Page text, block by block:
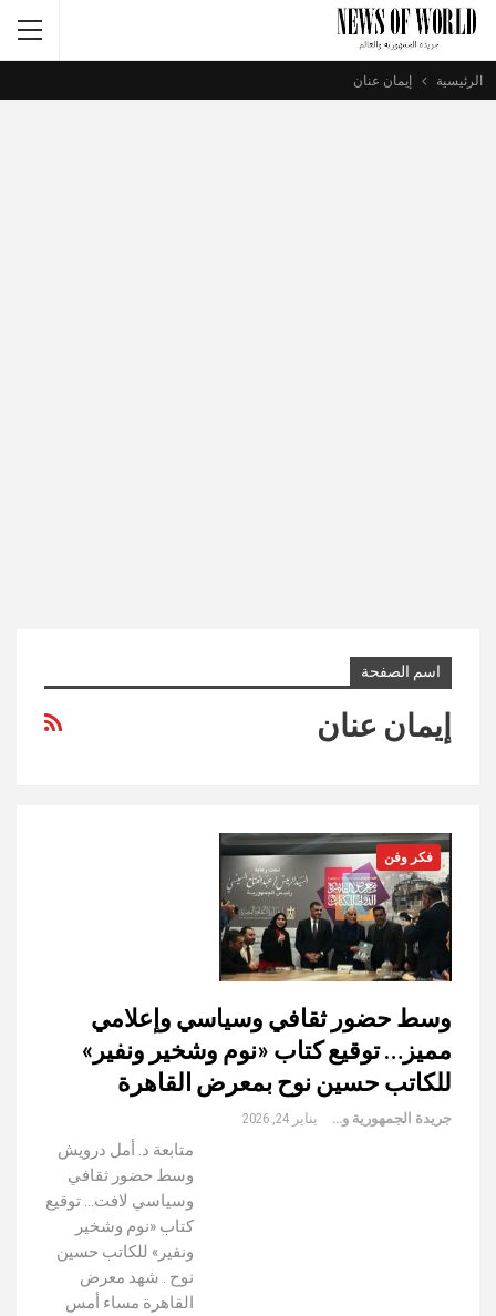
الرئيسية إيمان عنان
اسم الصفحة
إيمان عنان
فكر وفن
وسط حضور ثقافي وسياسي وإعلامي
مميز… توقيع كتاب «نوم وشخير ونفير»
للكاتب حسين نوح بمعرض القاهرة
جريدة الجمهورية والعالم يناير 24, 2026
متابعة د. أمل درويش
وسط حضور ثقافي
وسياسي لافت… توقيع
كتاب «نوم وشخير
ونفير» للكاتب حسين
نوح . شهد معرض
القاهرة مساء أمس